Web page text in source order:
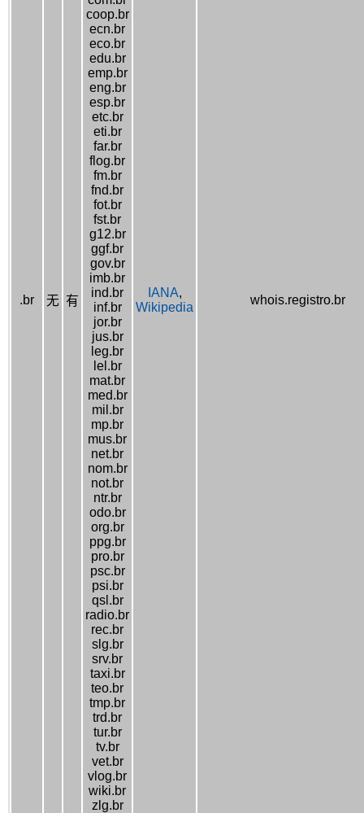
.br 无 有
coop.br
ecn.br
eco.br
edu.br
emp.br
eng.br
esp.br
etc.br
eti.br
far.br
flog.br
fm.br
fnd.br
fot.br
fst.br
g12.br
ggf.br
gov.br
imb.br
ind.br
inf.br
jor.br
jus.br
leg.br
lel.br
mat.br
med.br
mil.br
mp.br
mus.br
net.br
nom.br
not.br
ntr.br
odo.br
org.br
ppg.br
pro.br
psc.br
psi.br
qsl.br
radio.br
rec.br
slg.br
srv.br
taxi.br
teo.br
tmp.br
trd.br
tur.br
tv.br
vet.br
vlog.br
wiki.br
zlg.br
IANA,
Wikipedia
whois.registro.br